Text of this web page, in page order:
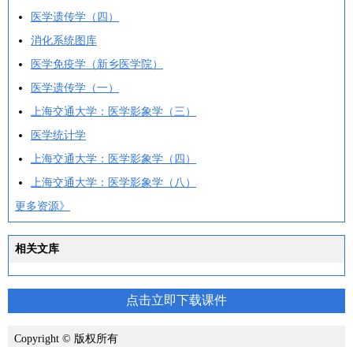
医学遗传学（四）
消化系统图库
医学免疫学（新乡医学院）
医学遗传学（一）
上海交通大学：医学影象学（三）
医学统计学
上海交通大学：医学影象学（四）
上海交通大学：医学影象学（八）
更多资源》
相关文库
点击立即下载课件
Copyright © 版权所有